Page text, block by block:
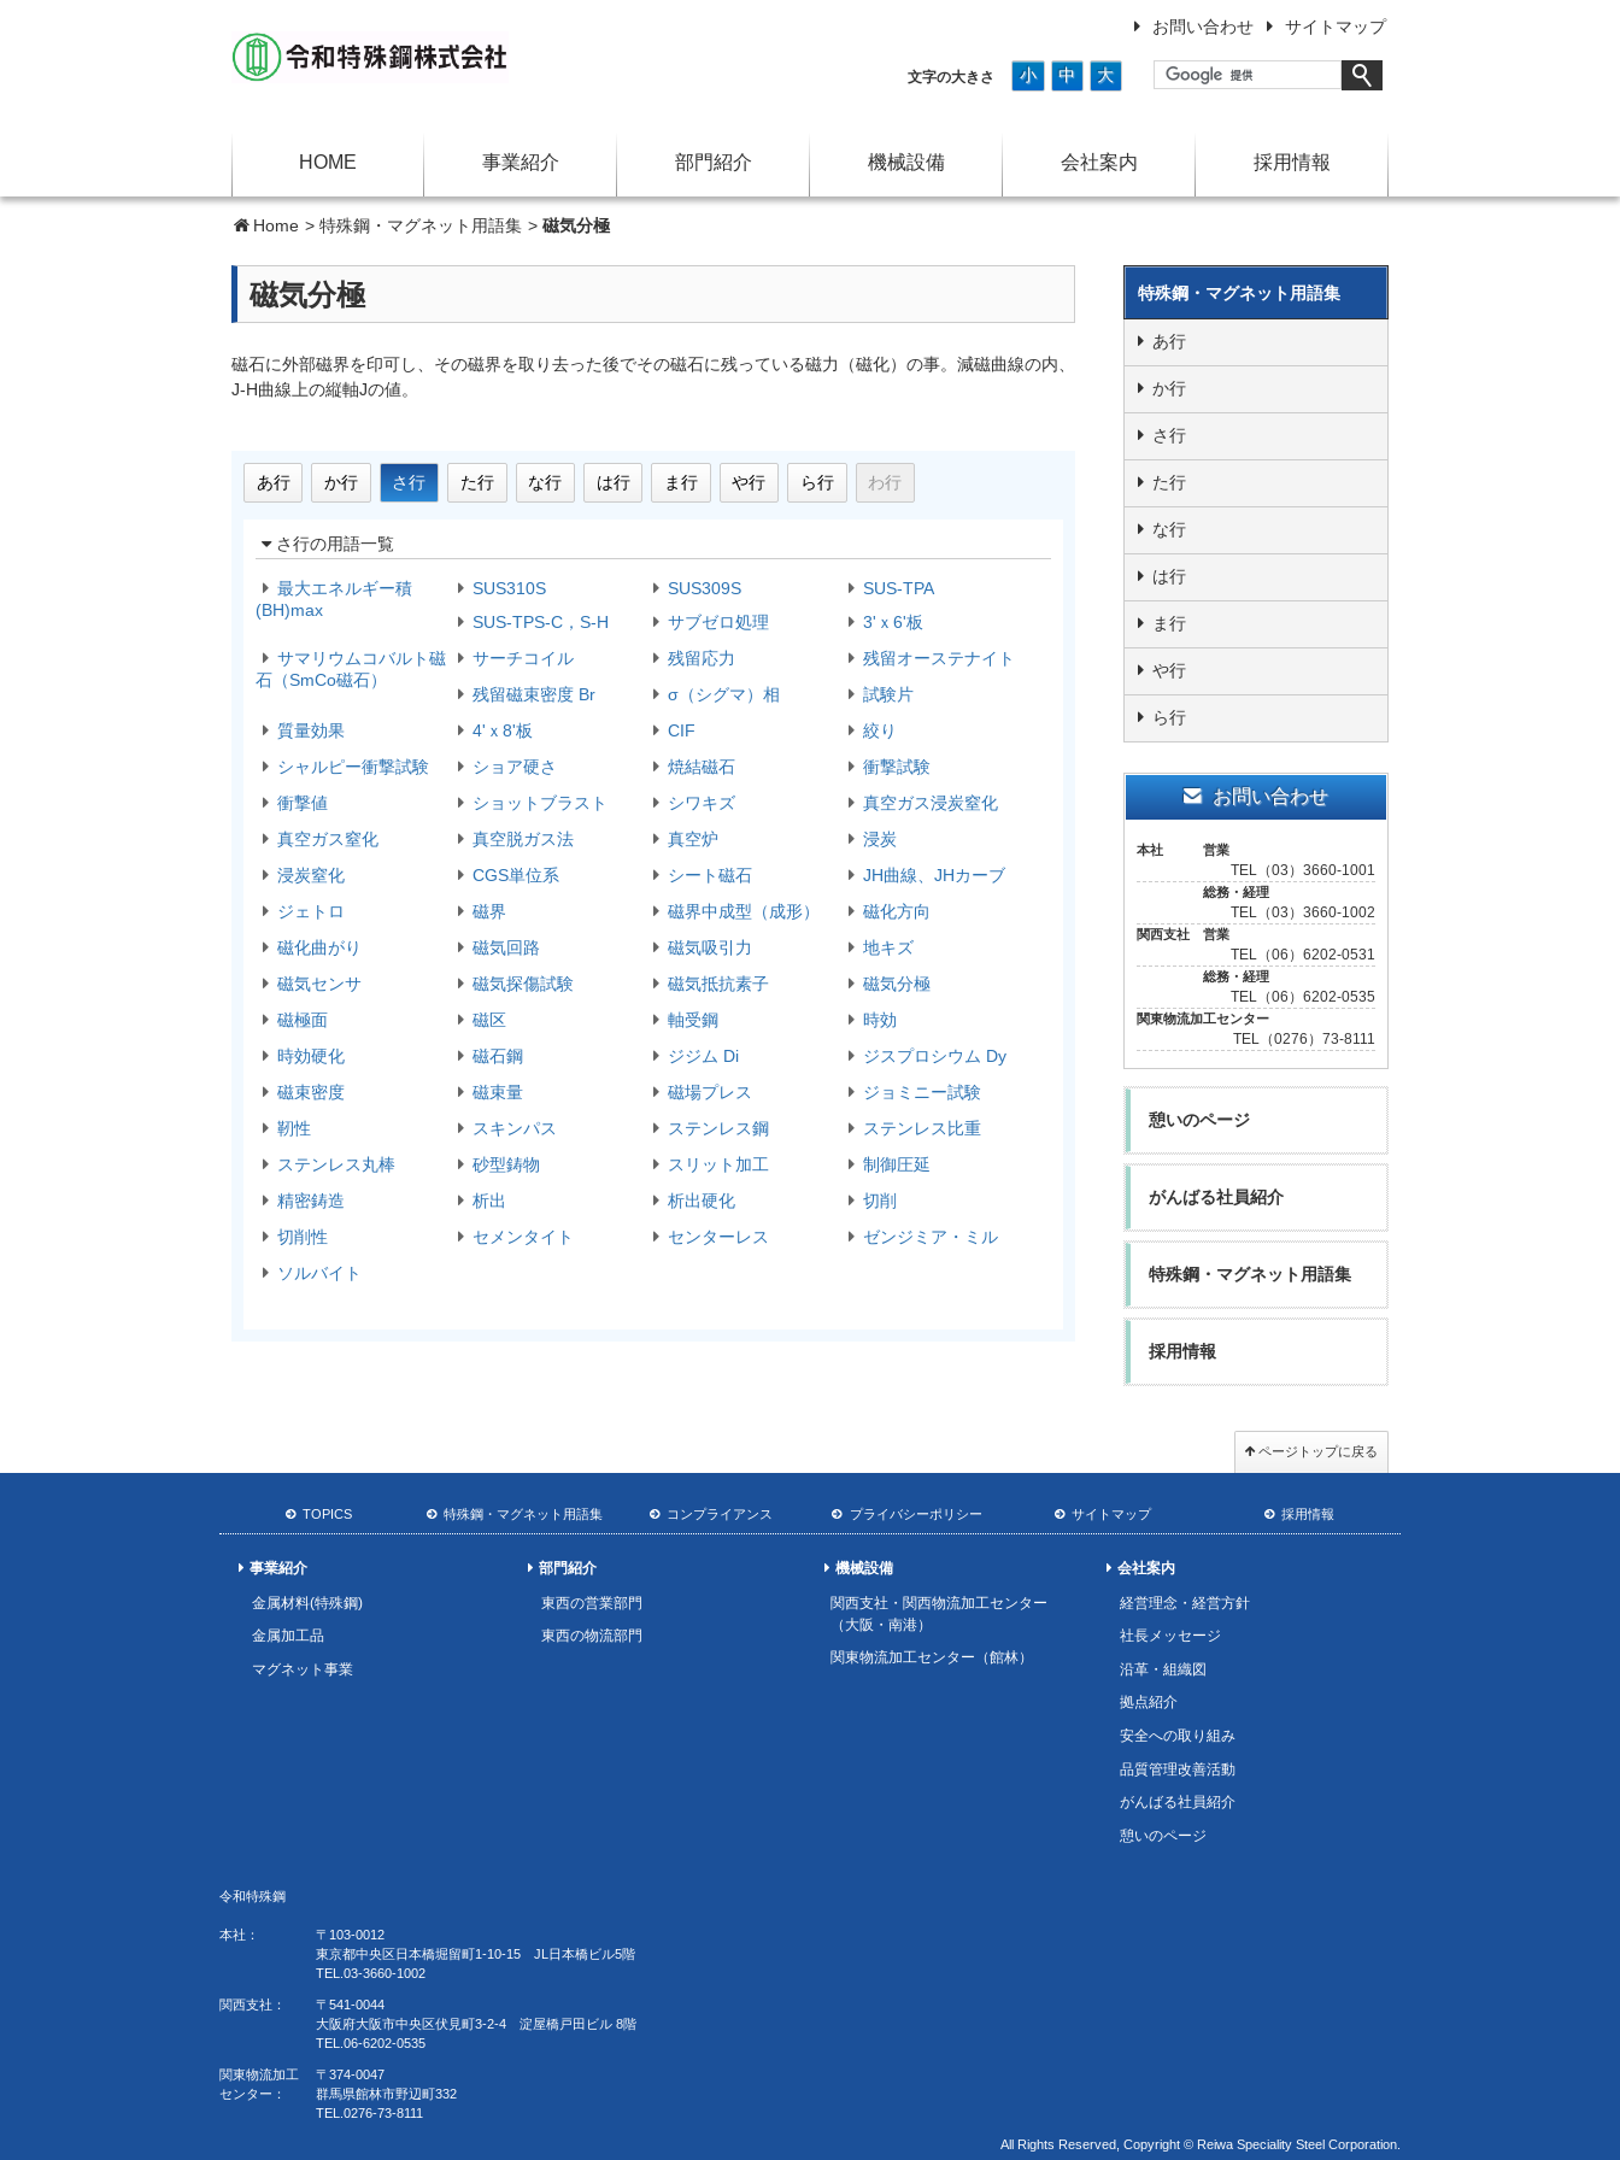
お問い合わせ サイトマップ
文字の大きさ 小 中 大
HOME 事業紹介 部門紹介 機械設備 会社案内 採用情報
Home > 特殊鋼・マグネット用語集 > 磁気分極
磁気分極
磁石に外部磁界を印可し、その磁界を取り去った後でその磁石に残っている磁力（磁化）の事。減磁曲線の内、
J-H曲線上の縦軸Jの値。
あ行 か行 さ行 た行 な行 は行 ま行 や行 ら行 わ行
さ行の用語一覧
最大エネルギー積
(BH)max
SUS310S SUS309S
SUS-TPA
SUS-TPS-C，S-H
サブゼロ処理
3'ｘ6'板
サマリウムコバルト磁
石（SmCo磁石）
サーチコイル 残留応力
残留オーステナイト
残留磁束密度 Br
σ（シグマ）相
試験片
質量効果
4'ｘ8'板 CIF
絞り
シャルピー衝撃試験
ショア硬さ 焼結磁石
衝撃試験
衝撃値
ショットブラスト シワキズ
真空ガス浸炭窒化
真空ガス窒化
真空脱ガス法 真空炉
浸炭
浸炭窒化
CGS単位系 シート磁石
JH曲線、JHカーブ
ジェトロ
磁界 磁界中成型（成形）
磁化方向
磁化曲がり
磁気回路 磁気吸引力
地キズ
磁気センサ
磁気探傷試験 磁気抵抗素子
磁気分極
磁極面
磁区 軸受鋼
時効
時効硬化
磁石鋼 ジジム Di
ジスプロシウム Dy
磁束密度
磁束量 磁場プレス
ジョミニー試験
靭性
スキンパス ステンレス鋼
ステンレス比重
ステンレス丸棒
砂型鋳物 スリット加工
制御圧延
精密鋳造
析出 析出硬化
切削
切削性
セメンタイト センターレス
ゼンジミア・ミル
ソルバイト
特殊鋼・マグネット用語集
あ行
か行
さ行
た行
な行
は行
ま行
や行
ら行
お問い合わせ
本社 営業
TEL（03）3660-1001
総務・経理
TEL（03）3660-1002
関西支社 営業
TEL（06）6202-0531
総務・経理
TEL（06）6202-0535
関東物流加工センター
TEL（0276）73-8111
憩いのページ
がんばる社員紹介
特殊鋼・マグネット用語集
採用情報
ページトップに戻る
TOPICS 特殊鋼・マグネット用語集 コンプライアンス プライバシーポリシー サイトマップ 採用情報
事業紹介
金属材料(特殊鋼)
金属加工品
マグネット事業
部門紹介
東西の営業部門
東西の物流部門
機械設備
関西支社・関西物流加工センター
（大阪・南港）
関東物流加工センター（館林）
会社案内
経営理念・経営方針
社長メッセージ
沿革・組織図
拠点紹介
安全への取り組み
品質管理改善活動
がんばる社員紹介
憩いのページ
令和特殊鋼
本社：
〒103-0012
東京都中央区日本橋堀留町1-10-15 JL日本橋ビル5階
TEL.03-3660-1002
関西支社：
〒541-0044
大阪府大阪市中央区伏見町3-2-4 淀屋橋戸田ビル 8階
TEL.06-6202-0535
関東物流加工
センター：
〒374-0047
群馬県館林市野辺町332
TEL.0276-73-8111
All Rights Reserved, Copyright © Reiwa Speciality Steel Corporation.